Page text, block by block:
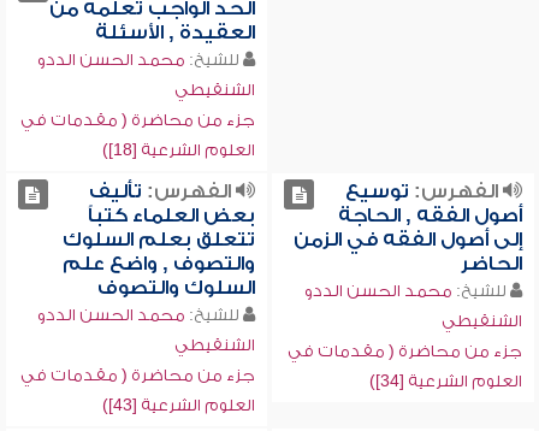
الحد الواجب تعلمه من
العقيدة , الأسئلة
للشيخ: محمد الحسن الددو
الشنقيطي
جزء من محاضرة ( مقدمات في
العلوم الشرعية [18])
الفهرس: توسيع
أصول الفقه , الحاجة
إلى أصول الفقه في الزمن
الحاضر
للشيخ: محمد الحسن الددو
الشنقيطي
جزء من محاضرة ( مقدمات في
العلوم الشرعية [34])
الفهرس: تأليف
بعض العلماء كتباً
تتعلق بعلم السلوك
والتصوف , واضع علم
السلوك والتصوف
للشيخ: محمد الحسن الددو
الشنقيطي
جزء من محاضرة ( مقدمات في
العلوم الشرعية [43])